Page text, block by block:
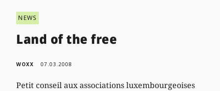
NEWS
Land of the free
WOXX 07.03.2008
Petit conseil aux associations luxembourgeoises